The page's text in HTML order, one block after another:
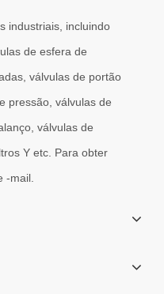
em alguns dos
industriais, incluindo
de esfera de
válvulas de portão
pressão, válvulas de
válvulas de
Y etc. Para obter
-mail.